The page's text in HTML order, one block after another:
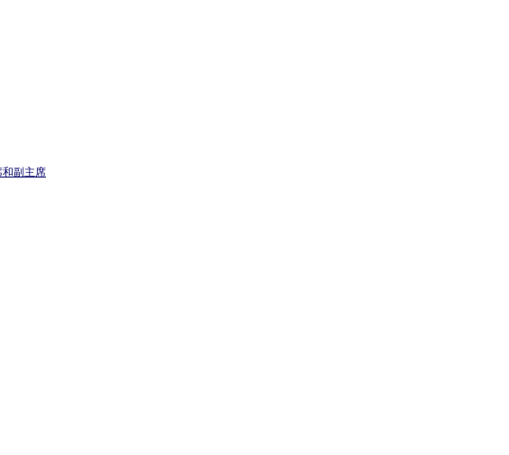
副主席